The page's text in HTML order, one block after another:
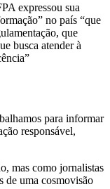
expressou sua
no país “que
que
busca atender à
para informar
responsável,
mas como jornalistas
de uma cosmovisão